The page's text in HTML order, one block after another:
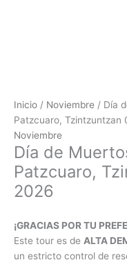
Inicio / Noviembre / Día
Patzcuaro, Tzintzuntzan
Noviembre
Día de
Patzcuaro,
2026
¡GRACIAS POR TU
Este tour es de ALTA
un estricto control de